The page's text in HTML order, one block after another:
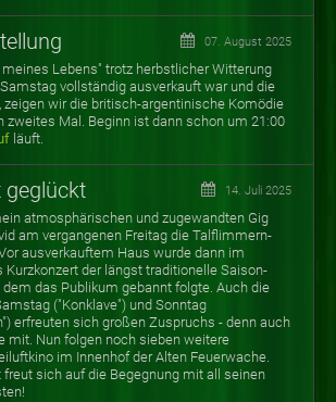
07. August 2025
Lebens" trotz herbstlicher Witterung
vollständig ausverkauft war und die
zeigen wir die britisch-argentinische Komödie
zweites Mal. Beginn ist dann schon um 21:00
läuft.
geglückt 14. Juli 2025
atmosphärischen und zugewandten Gig
am vergangenen Freitag die Talflimmern-
ausverkauftem Haus wurde dann im
Kurzkonzert der längst traditionelle Saison-
dem das Publikum gebannt folgte. Auch die
("Konklave") und Sonntag
erfreuten sich großen Zuspruchs - denn auch
mit. Nun folgen noch sieben weitere
im Innenhof der Alten Feuerwache.
freut sich auf die Begegnung mit all seinen